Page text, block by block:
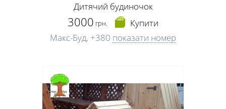
Дитячий будиночок
3000 грн.
Купити
Макс-Буд, +380 показати номер